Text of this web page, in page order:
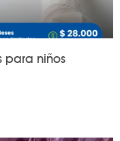
para niños